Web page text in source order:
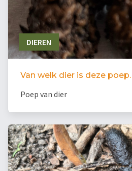
DIEREN
Van welk dier is deze poep.
Poep van dier